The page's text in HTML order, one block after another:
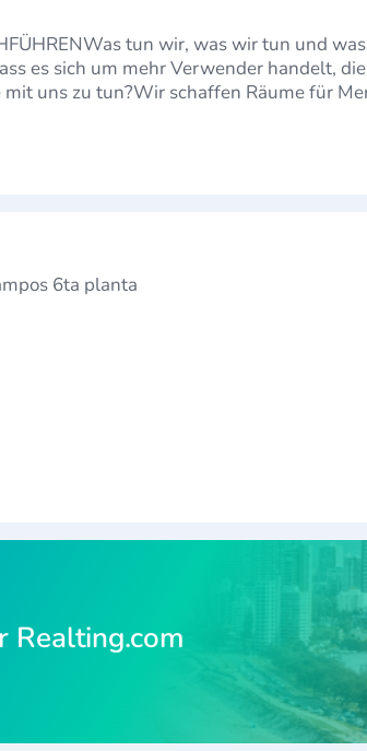
tun wir, was wir tun und
es sich um mehr Verwender handelt, die
uns zu tun?Wir schaffen Räume für
6ta planta
Realting.com